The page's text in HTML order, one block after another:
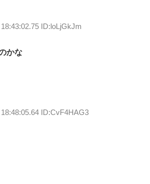
ID:loLjGkJm
かな
ID:CvF4HAG3